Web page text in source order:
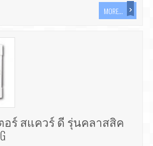
MORE...
อร์ สแควร์ ดี รุ่นคลาสสิค